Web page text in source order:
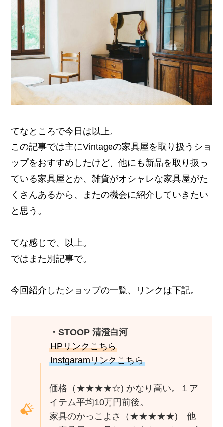
てなところで今日は以上。
この記事では主にVintageの家具屋を取り扱うショ
ップをおすすめしたけど、他にも新品を取り扱っ
ている家具屋とか、雑貨がオシャレな家具屋がた
くさんあるから、またの機会に紹介していきたい
と思う。
てな感じで、以上。
ではまた別記事で。
今回紹介したショップの一覧、リンクは下記。
・STOOP 清澄白河
HPリンクこちら
Instgaramリンクこちら
価格（★★★★☆) かなり高い。１ア
イテム平均10万円前後。
家具のかっこよさ（★★★★★) 他